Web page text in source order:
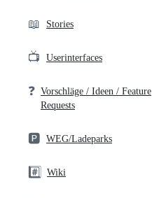
📖 Stories
📺 Userinterfaces
❓ Vorschläge / Ideen / Feature
Requests
🅿️ WEG/Ladeparks
#️⃣ Wiki